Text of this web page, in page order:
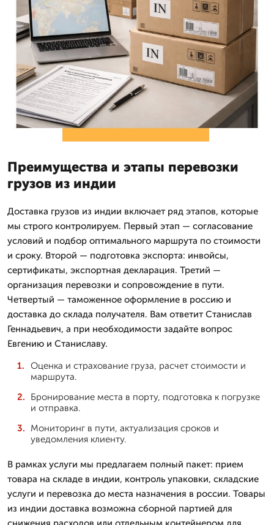
Преимущества и этапы перевозки
грузов из индии
Доставка грузов из индии включает ряд этапов, которые
мы строго контролируем. Первый этап — согласование
условий и подбор оптимального маршрута по стоимости
и сроку. Второй — подготовка экспорта: инвойсы,
сертификаты, экспортная декларация. Третий —
организация перевозки и сопровождение в пути.
Четвертый — таможенное оформление в россию и
доставка до склада получателя. Вам ответит Станислав
Геннадьевич, а при необходимости задайте вопрос
Евгению и Станиславу.
Оценка и страхование груза, расчет стоимости и
маршрута.
Бронирование места в порту, подготовка к погрузке
и отправка.
Мониторинг в пути, актуализация сроков и
уведомления клиенту.
В рамках услуги мы предлагаем полный пакет: прием
товара на складе в индии, контроль упаковки, складские
услуги и перевозка до места назначения в россии. Товары
из индии доставка возможна сборной партией для